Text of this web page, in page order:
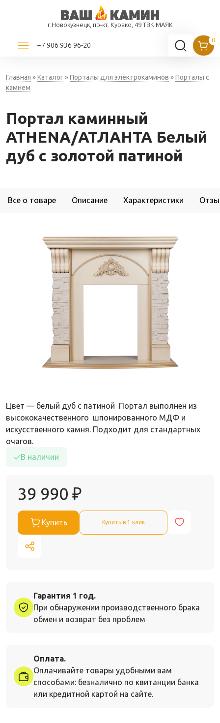
г.Новокузнецк, пр-кт. Курако, 49 ТВК МАЯК
+7 906 936 96-20
Главная »Каталог»Порталы для электрокаминов »Порталы с
камнем
Портал каминный
ATHENA/АТЛАНТА Белый
дуб с золотой патиной
Все о товаре Описание Характеристики
Цвет — белый дуб с патиной Портал выполнен из
высококачественного шпонированного МДФ и
искусственного камня. Подходит для стандартных
очагов.
В наличии
39 990 ₽
Купить Купить в 1 клик
Гарантия 1 год.
При обнаружении производственного брака
обмен и возврат без проблем
Оплата.
Оплачивайте товары удобными вам
способами: безналично по квитанции банка
или кредитной картой на сайте.